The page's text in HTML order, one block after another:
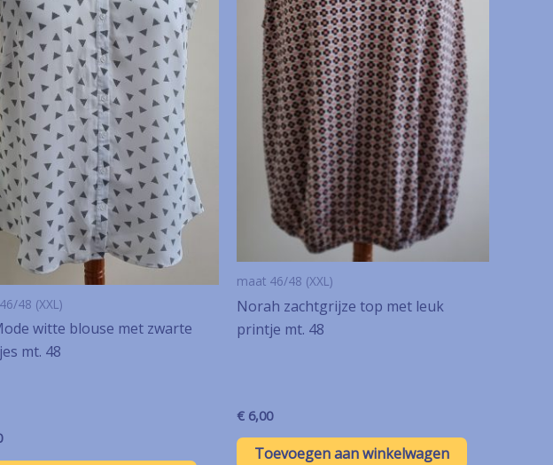
48 (XXL)
witte blouse met zwarte
mt. 48
maat 46/48 (XXL)
Norah zachtgrijze top met leuk
printje mt. 48
€ 6,00
Toevoegen aan winkelwagen